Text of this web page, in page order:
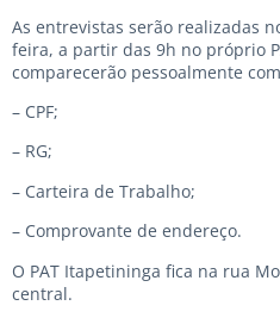
As entrevistas serão realizadas
feira, a partir das 9h no próprio
comparecerão pessoalmente
– CPF;
– RG;
– Carteira de Trabalho;
– Comprovante de endereço.
O PAT Itapetininga fica na rua
central.